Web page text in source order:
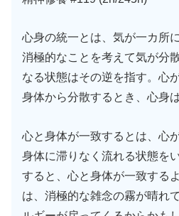
心身の統一とは、気が一カ所
消極的なことを考えて気が分
なる状態はその逆を指す。心
身体から分散するとき、心身
心と身体が一致するとは、心
身体に滞りなく流れる状態を
すると、心と身体が一致する
は、消極的な雑念の霧が晴れ